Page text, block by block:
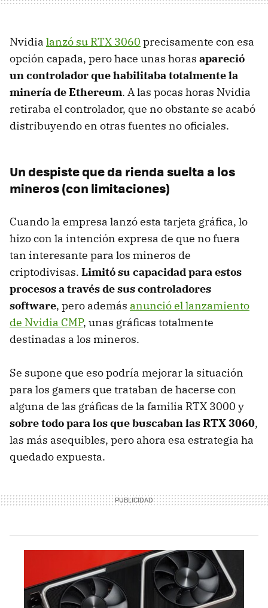
Nvidia lanzó su RTX 3060 precisamente con esa
opción capada, pero hace unas horas apareció
un controlador que habilitaba totalmente la
minería de Ethereum. A las pocas horas Nvidia
retiraba el controlador, que no obstante se acabó
distribuyendo en otras fuentes no oficiales.
Un despiste que da rienda suelta a los
mineros (con limitaciones)
Cuando la empresa lanzó esta tarjeta gráfica, lo
hizo con la intención expresa de que no fuera
tan interesante para los mineros de
criptodivisas. Limitó su capacidad para estos
procesos a través de sus controladores
software, pero además anunció el lanzamiento
de Nvidia CMP, unas gráficas totalmente
destinadas a los mineros.
Se supone que eso podría mejorar la situación
para los gamers que trataban de hacerse con
alguna de las gráficas de la familia RTX 3000 y
sobre todo para los que buscaban las RTX 3060,
las más asequibles, pero ahora esa estrategia ha
quedado expuesta.